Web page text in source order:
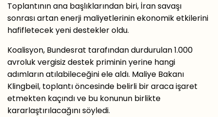
Toplantının ana başlıklarından biri, İran savaşı
sonrası artan enerji maliyetlerinin ekonomik etkilerini
hafifletecek yeni destekler oldu.
Koalisyon, Bundesrat tarafından durdurulan 1.000
avroluk vergisiz destek priminin yerine hangi
adımların atılabileceğini ele aldı. Maliye Bakanı
Klingbeil, toplantı öncesinde belirli bir araca işaret
etmekten kaçındı ve bu konunun birlikte
kararlaştırılacağını söyledi.